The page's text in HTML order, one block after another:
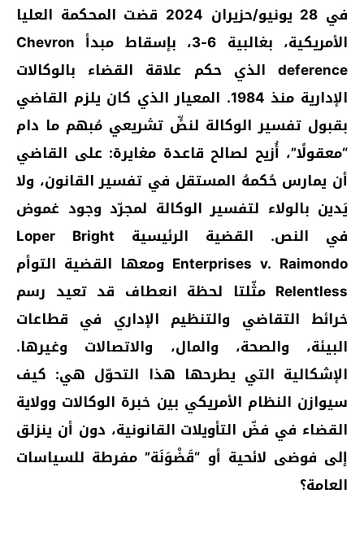
في 28 يونيو/حزيران 2024 قضت المحكمة العليا
الأمريكية، بغالبية 6-3، بإسقاط مبدأ Chevron
deference الذي حكم علاقة القضاء بالوكالات
الإدارية منذ 1984. المعيار الذي كان يلزم القاضي
بقبول تفسير الوكالة لنصٍّ تشريعي مُبهم ما دام
“معقولًا”، أُزيح لصالح قاعدة مغايرة: على القاضي
أن يمارس حُكمهُ المستقل في تفسير القانون، ولا
يَدين بالولاء لتفسير الوكالة لمجرّد وجود غموض
في النص. القضية الرئيسية Loper Bright
Enterprises v. Raimondo ومعها القضية التوأم
Relentless مثّلتا لحظة انعطاف قد تعيد رسم
خرائط التقاضي والتنظيم الإداري في قطاعات
البيئة، والصحة، والمال، والاتصالات وغيرها.
الإشكالية التي يطرحها هذا التحوّل هي: كيف
سيوازن النظام الأمريكي بين خبرة الوكالات وولاية
القضاء في فضّ التأويلات القانونية، دون أن ينزلق
إلى فوضى لائحية أو “قَضْوَنَة” مفرطة للسياسات
العامة؟